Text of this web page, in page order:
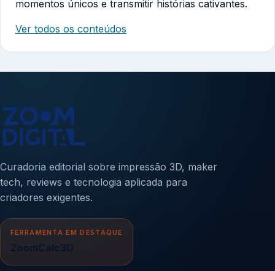
momentos únicos e transmitir histórias cativantes.
Ver todos os conteúdos
Curadoria editorial sobre impressão 3D, maker
tech, reviews e tecnologia aplicada para
criadores exigentes.
FERRAMENTA EM DESTAQUE
ZoomCalc3D